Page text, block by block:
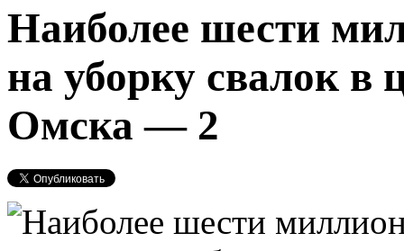
Наиболее шести
на уборку свалок в
Омска — 2